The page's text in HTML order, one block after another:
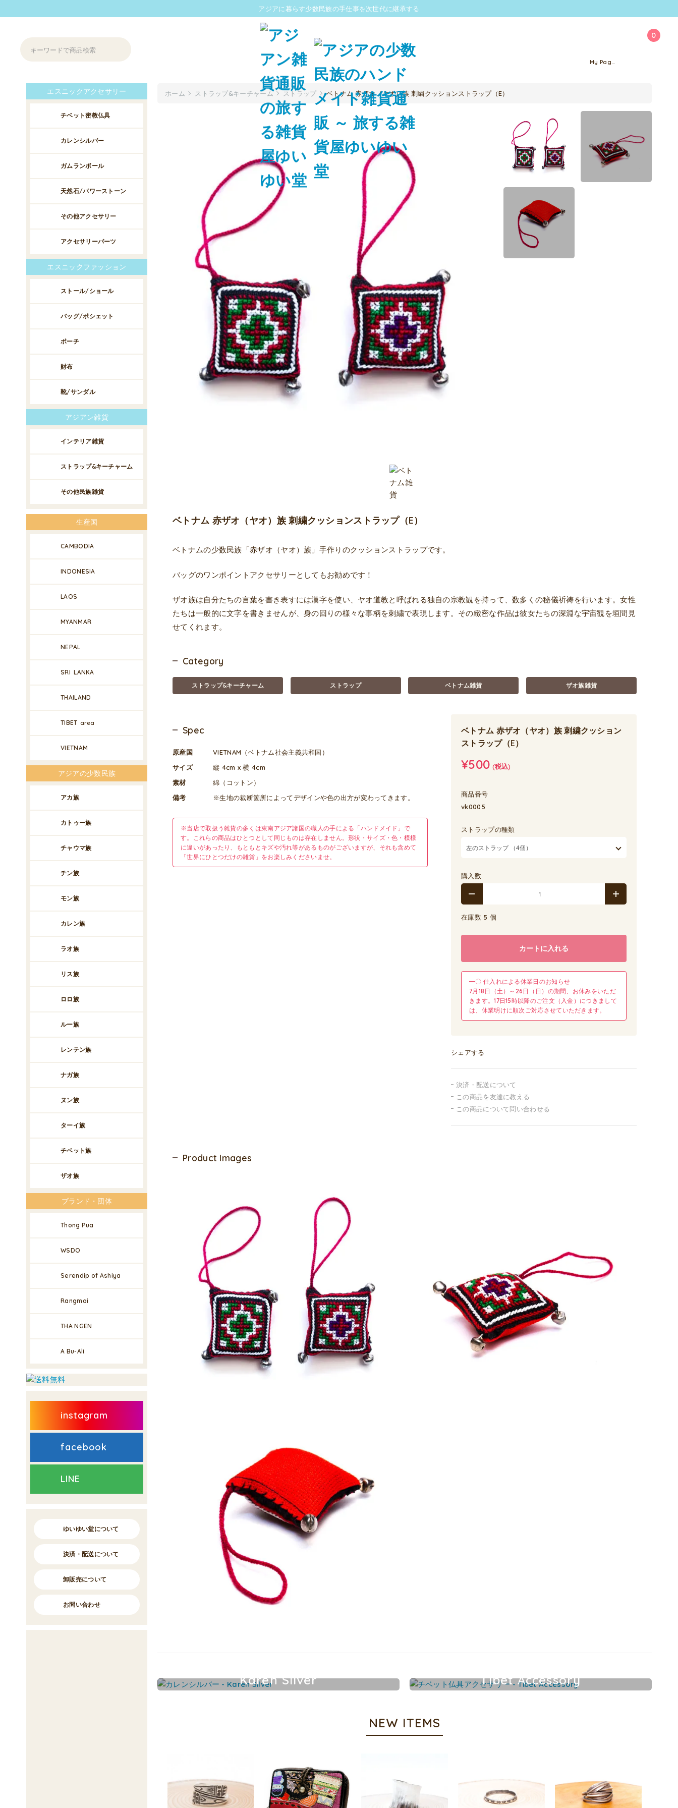
アジアに暮らす少数民族の手仕事を次世代に継承する
0
My Page
ホーム ストラップ&キーチャーム ストラップ ベトナム 赤ザオ（ヤオ）族 刺繍クッションストラップ（E）
ベトナム 赤ザオ（ヤオ）族 刺繍クッションストラップ（E）
ベトナムの少数民族「赤ザオ（ヤオ）族」手作りのクッションストラップです。
バッグのワンポイントアクセサリーとしてもお勧めです！
ザオ族は自分たちの言葉を書き表すには漢字を使い、ヤオ道教と呼ばれる独自の宗教観を持って、数多くの秘儀祈祷を行います。女性
たちは一般的に文字を書きませんが、身の回りの様々な事柄を刺繍で表現します。その緻密な作品は彼女たちの深淵な宇宙観を垣間見
せてくれます。
Category
ストラップ&キーチャーム ストラップ ベトナム雑貨 ザオ族雑貨
Spec
原産国
VIETNAM（ベトナム社会主義共和国）
サイズ
縦 4cm x 横 4cm
素材
綿（コットン）
備考
※生地の裁断箇所によってデザインや色の出方が変わってきます。
※当店で取扱う雑貨の多くは東南アジア諸国の職人の手による「ハンドメイド」で
す。これらの商品はひとつとして同じものは存在しません。形状・サイズ・色・模様
に違いがあったり、もともとキズや汚れ等があるものがございますが、それも含めて
「世界にひとつだけの雑貨」をお楽しみくださいませ。
ベトナム 赤ザオ（ヤオ）族 刺繍クッション
ストラップ（E）
¥500 (税込)
商品番号
vk0005
ストラップの種類
購入数
在庫数 5 個
カートに入れる
━〇 仕入れによる休業日のお知らせ
7月18日（土）～26日（日）の期間、お休みをいただ
きます。17日15時以降のご注文（入金）につきまして
は、休業明けに順次ご対応させていただきます。
シェアする
決済・配送について
この商品を友達に教える
この商品について問い合わせる
Product Images
Karen Silver Tibet Accessory
NEW ITEMS
エスニックアクセサリー
チベット密教仏具
カレンシルバー
ガムランボール
天然石/パワーストーン
その他アクセサリー
アクセサリーパーツ
エスニックファッション
ストール/ショール
バッグ/ポシェット
ポーチ
財布
靴/サンダル
アジアン雑貨
インテリア雑貨
ストラップ&キーチャーム
その他民族雑貨
生産国
CAMBODIA
INDONESIA
LAOS
MYANMAR
NEPAL
SRI LANKA
THAILAND
TIBET area
VIETNAM
アジアの少数民族
アカ族
カトゥー族
チャウマ族
チン族
モン族
カレン族
ラオ族
リス族
ロロ族
ルー族
レンテン族
ナガ族
ヌン族
ターイ族
チベット族
ザオ族
ブランド・団体
Thong Pua
WSDO
Serendip of Ashiya
Rangmai
THA NGEN
A Bu-Ali
instagram
facebook
LINE
ゆいゆい堂について
決済・配送について
卸販売について
お問い合わせ